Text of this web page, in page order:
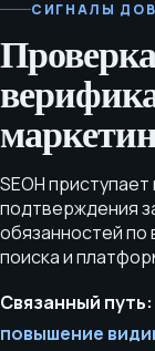
СИГНАЛЫ
SEOH
подтверждения
обязанностей по
поиска и
Связанный путь:
повышение